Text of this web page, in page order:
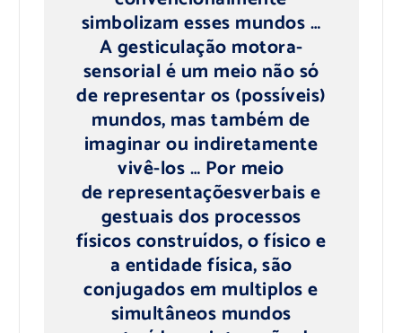
simbolizam esses mundos…
A gesticulação motora-
sensorial é um meio não só
de representaros (possíveis)
mundos, mas também de
imaginarou indiretamente
vivê-los… Por meio
de representaçõesverbais e
gestuaisdos processos
físicosconstruídos, o físicoe
a entidade física, são
conjugadosem multiplos e
simultâneos mundos